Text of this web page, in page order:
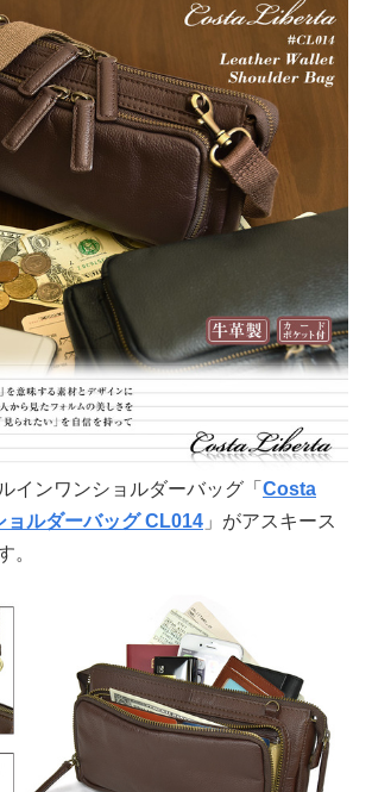
インワンショルダーバッグ「 Costa
ョルダーバッグ CL014 」がアスキース
。